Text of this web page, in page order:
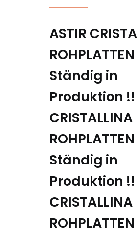
ASTIR
Ständig in
Produktion !!
CRISTALLINA
Ständig in
Produktion !!
CRISTALLINA